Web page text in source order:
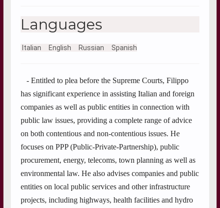
Languages
Italian English Russian Spanish
- Entitled to plea before the Supreme Courts, Filippo
has significant experience in assisting Italian and foreign
companies as well as public entities in connection with
public law issues, providing a complete range of advice
on both contentious and non-contentious issues. He
focuses on PPP (Public-Private-Partnership), public
procurement, energy, telecoms, town planning as well as
environmental law. He also advises companies and public
entities on local public services and other infrastructure
projects, including highways, health facilities and hydro